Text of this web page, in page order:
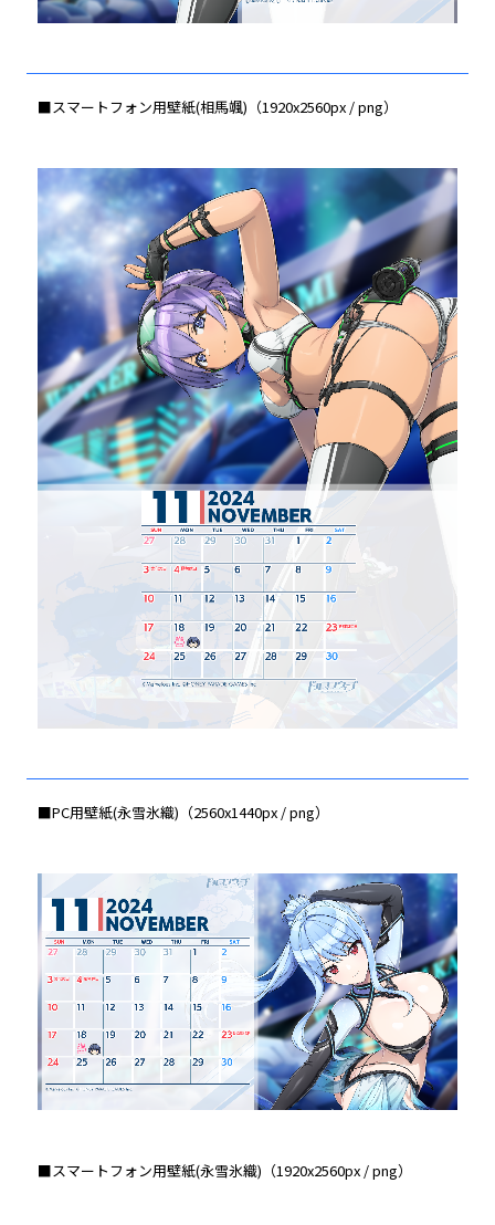
■スマートフォン用壁紙(相馬颯)（1920x2560px / png）
■PC用壁紙(永雪氷織)（2560x1440px / png）
■スマートフォン用壁紙(永雪氷織)（1920x2560px / png）